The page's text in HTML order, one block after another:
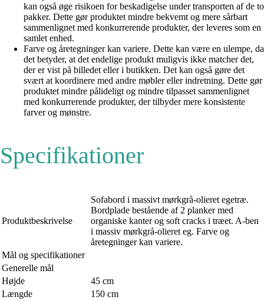
kan også øge risikoen for beskadigelse under transporten af de to
pakker. Dette gør produktet mindre bekvemt og mere sårbart
sammenlignet med konkurrerende produkter, der leveres som en
samlet enhed.
Farve og åretegninger kan variere. Dette kan være en ulempe, da
det betyder, at det endelige produkt muligvis ikke matcher det,
der er vist på billedet eller i butikken. Det kan også gøre det
svært at koordinere med andre møbler eller indretning. Dette gør
produktet mindre pålideligt og mindre tilpasset sammenlignet
med konkurrerende produkter, der tilbyder mere konsistente
farver og mønstre.
Specifikationer
Produktbeskrivelse
Sofabord i massivt mørkgrå-olieret egetræ.
Bordplade bestående af 2 planker med
organiske kanter og soft cracks i træet. A-ben
i massiv mørkgrå-olieret eg. Farve og
åretegninger kan variere.
Mål og specifikationer
Generelle mål
Højde
45 cm
Længde
150 cm